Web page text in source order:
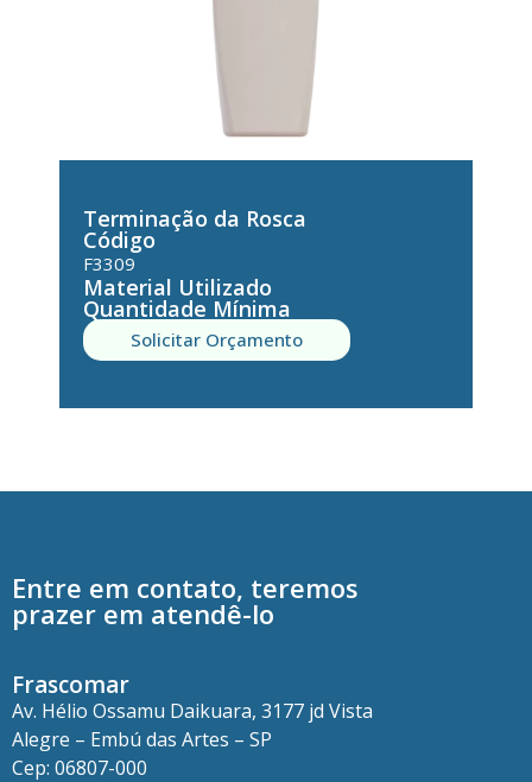
Terminação da Rosca
Código
F3309
Material Utilizado
Quantidade Mínima
Solicitar Orçamento
Entre em contato, teremos
prazer em atendê-lo
Frascomar
Av. Hélio Ossamu Daikuara, 3177 jd Vista
Alegre – Embú das Artes – SP
Cep: 06807-000